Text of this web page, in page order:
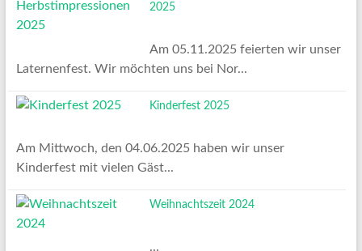
2025
Am 05.11.2025 feierten wir unser
Laternenfest. Wir möchten uns bei Nor...
Kinderfest 2025
Am Mittwoch, den 04.06.2025 haben wir unser
Kinderfest mit vielen Gäst...
Weihnachtszeit 2024
...